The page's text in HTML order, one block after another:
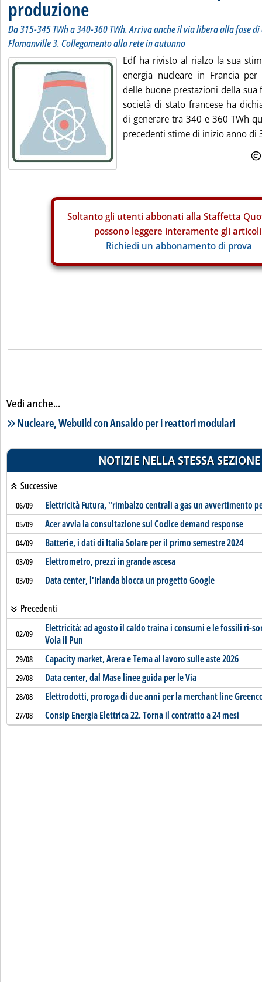
produzione
Da 315-345 TWh a 340-360 TWh. Arriva anche il via libera alla fase
Flamanville 3. Collegamento alla rete in autunno
Edf ha rivisto al rialzo la sua
energia nucleare in Francia
delle buone prestazioni della
società di stato francese ha
di generare tra 340 e 360 TWh
precedenti stime di inizio anno di
Soltanto gli utenti abbonati alla Staffetta
possono leggere interamente gli
Richiedi un abbonamento di prova
Vedi anche...
Lista notizie correlate
Nucleare, Webuild con Ansaldo per i reattori modulari
NOTIZIE NELLA STESSA SEZIONE
Successive
06/09 Elettricità Futura, "rimbalzo centrali a gas un avvertimento
05/09 Acer avvia la consultazione sul Codice demand response
04/09 Batterie, i dati di Italia Solare per il primo semestre 2024
03/09 Elettrometro, prezzi in grande ascesa
03/09 Data center, l'Irlanda blocca un progetto Google
Precedenti
02/09
Elettricità: ad agosto il caldo traina i consumi e le fossili ri-
Vola il Pun
29/08 Capacity market, Arera e Terna al lavoro sulle aste 2026
29/08 Data center, dal Mase linee guida per le Via
28/08 Elettrodotti, proroga di due anni per la merchant line
27/08 Consip Energia Elettrica 22. Torna il contratto a 24 mesi